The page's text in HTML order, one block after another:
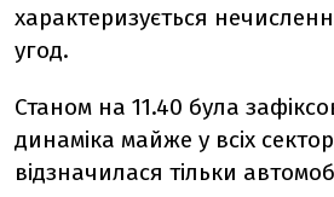
характеризується
угод.
Станом на 11.40 була
динаміка майже у всіх
відзначилася тільки